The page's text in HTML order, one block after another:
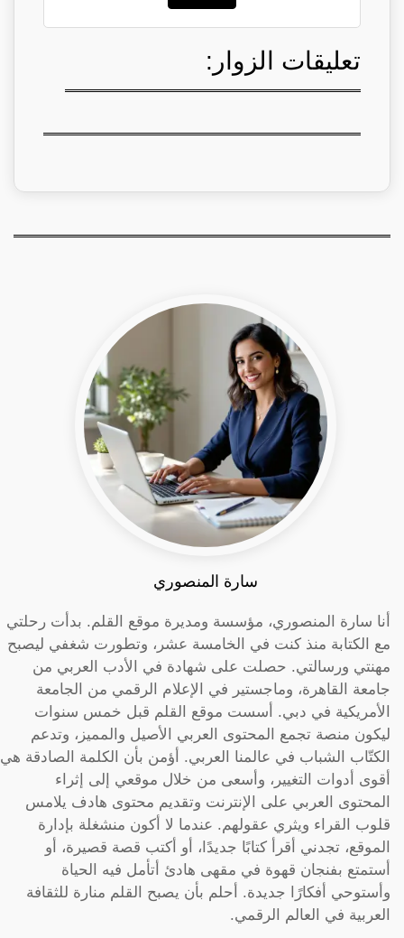
تعليقات الزوار:
سارة المنصوري
أنا سارة المنصوري، مؤسسة ومديرة موقع القلم. بدأت رحلتي
مع الكتابة منذ كنت في الخامسة عشر، وتطورت شغفي ليصبح
مهنتي ورسالتي. حصلت على شهادة في الأدب العربي من
جامعة القاهرة، وماجستير في الإعلام الرقمي من الجامعة
الأمريكية في دبي. أسست موقع القلم قبل خمس سنوات
ليكون منصة تجمع المحتوى العربي الأصيل والمميز، وتدعم
الكتّاب الشباب في عالمنا العربي. أؤمن بأن الكلمة الصادقة هي
أقوى أدوات التغيير، وأسعى من خلال موقعي إلى إثراء
المحتوى العربي على الإنترنت وتقديم محتوى هادف يلامس
قلوب القراء ويثري عقولهم. عندما لا أكون منشغلة بإدارة
الموقع، تجدني أقرأ كتابًا جديدًا، أو أكتب قصة قصيرة، أو
أستمتع بفنجان قهوة في مقهى هادئ أتأمل فيه الحياة
وأستوحي أفكارًا جديدة. أحلم بأن يصبح القلم منارة للثقافة
العربية في العالم الرقمي.